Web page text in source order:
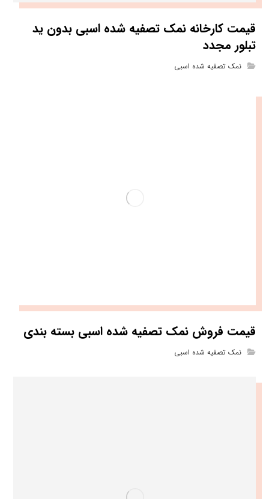
قیمت کارخانه نمک تصفیه شده اسبی بدون ید
تبلور مجدد
نمک تصفیه شده اسبی
قیمت فروش نمک تصفیه شده اسبی بسته بندی
نمک تصفیه شده اسبی